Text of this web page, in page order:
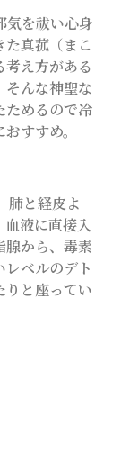
気を祓い心身
た真菰（まこ
考え方がある
そんな神聖な
ためるので冷
すすめ。
肺と経皮よ
血液に直接入
腺から、毒素
ベルのデト
りと座ってい